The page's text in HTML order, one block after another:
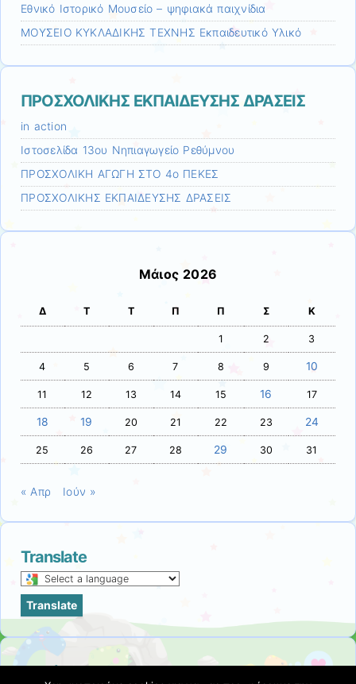
Εθνικό Ιστορικό Μουσείο – ψηφιακά παιχνίδια
ΜΟΥΣΕΙΟ ΚΥΚΛΑΔΙΚΗΣ ΤΕΧΝΗΣ Εκπαιδευτικό Υλικό
ΠΡΟΣΧΟΛΙΚΗΣ ΕΚΠΑΙΔΕΥΣΗΣ ΔΡΑΣΕΙΣ
in action
Ιστοσελίδα 13ου Νηπιαγωγείο Ρεθύμνου
ΠΡΟΣΧΟΛΙΚΗ ΑΓΩΓΗ ΣΤΟ 4ο ΠΕΚΕΣ
ΠΡΟΣΧΟΛΙΚΗΣ ΕΚΠΑΙΔΕΥΣΗΣ ΔΡΑΣΕΙΣ
Μάιος 2026
Δ Τ Τ Π Π Σ Κ
1 2 3
4 5 6 7 8 9 10
11 12 13 14 15 16 17
18 19 20 21 22 23 24
25 26 27 28 29 30 31
« Απρ Ιούν »
Translate
Select
a
language
translate
this
Translate
Ετικέτες